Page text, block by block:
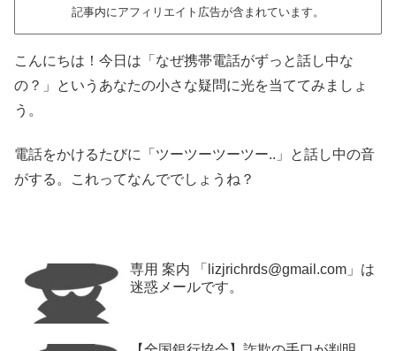
記事内にアフィリエイト広告が含まれています。
こんにちは！今日は「なぜ携帯電話がずっと話し中な
の？」というあなたの小さな疑問に光を当ててみましょ
う。
電話をかけるたびに「ツーツーツーツー..」と話し中の音
がする。これってなんででしょうね？
専用 案内 「lizjrichrds@gmail.com」は
迷惑メールです。